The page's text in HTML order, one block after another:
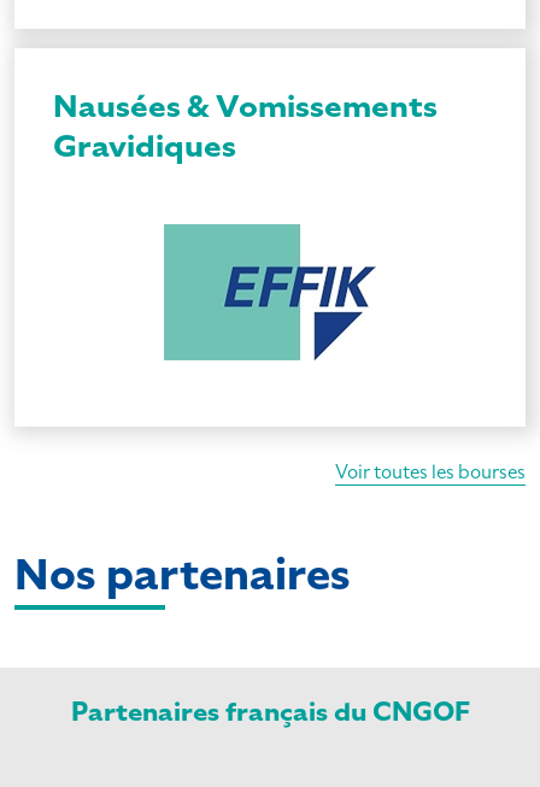
Nausées & Vomissements
Gravidiques
Voir toutes les bourses
Nos partenaires
Partenaires français du CNGOF